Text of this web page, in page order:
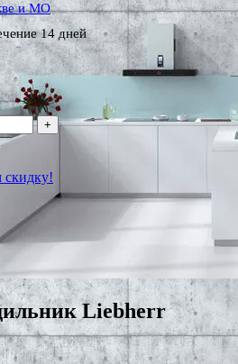
и МО
14 дней
+
Liebherr